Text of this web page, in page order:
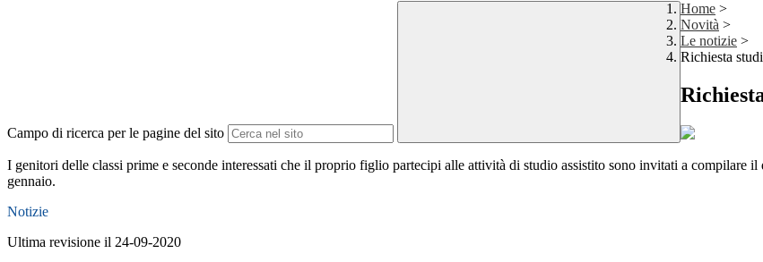
Campo di ricerca per le pagine del sito
Home >
Novità >
Le notizie >
Richiesta
I genitori delle classi prime e seconde interessati che il proprio figlio partecipi alle attività di studio assistito sono invitati a compilare
gennaio.
Notizie
Ultima revisione il 24-09-2020